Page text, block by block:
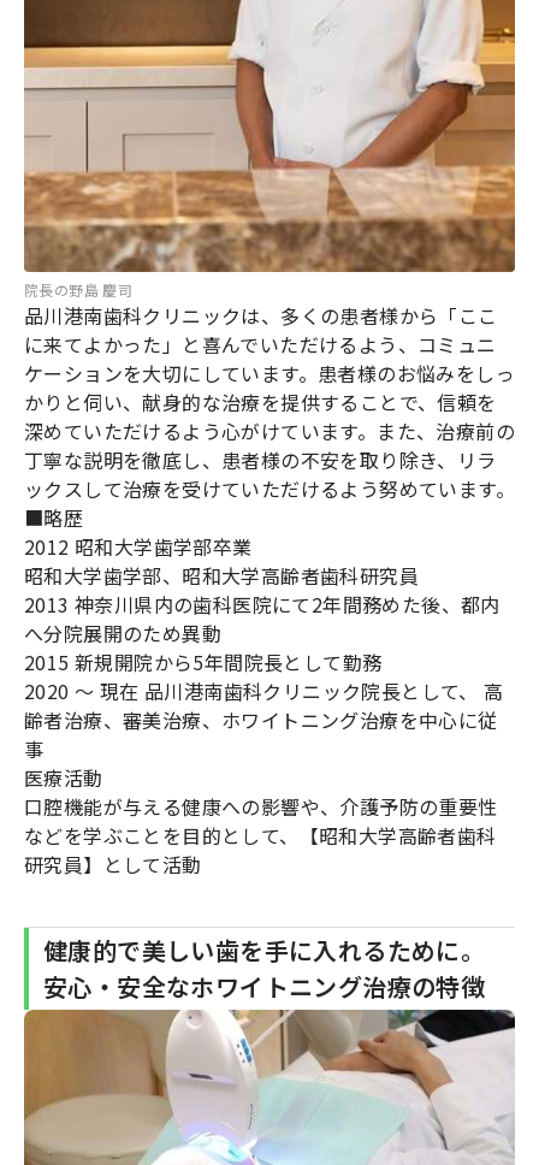
院長の野島 慶司
品川港南歯科クリニックは、多くの患者様から「ここ
に来てよかった」と喜んでいただけるよう、コミュニ
ケーションを大切にしています。患者様のお悩みをしっ
かりと伺い、献身的な治療を提供することで、信頼を
深めていただけるよう心がけています。また、治療前の
丁寧な説明を徹底し、患者様の不安を取り除き、リラ
ックスして治療を受けていただけるよう努めています。
■略歴
2012 昭和大学歯学部卒業
昭和大学歯学部、昭和大学高齢者歯科研究員
2013 神奈川県内の歯科医院にて2年間務めた後、都内
へ分院展開のため異動
2015 新規開院から5年間院長として勤務
2020 ～ 現在 品川港南歯科クリニック院長として、 高
齢者治療、審美治療、ホワイトニング治療を中心に従
事
医療活動
口腔機能が与える健康への影響や、介護予防の重要性
などを学ぶことを目的として、【昭和大学高齢者歯科
研究員】として活動
健康的で美しい歯を手に入れるために。
安心・安全なホワイトニング治療の特徴